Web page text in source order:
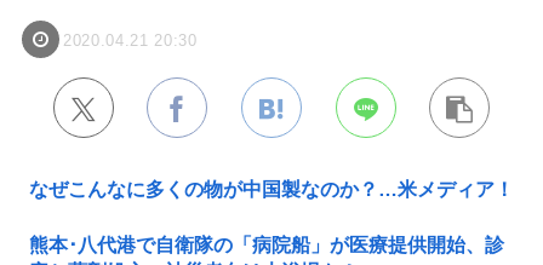
2020.04.21 20:30
なぜこんなに多くの物が中国製なのか？…米メディア！
熊本･八代港で自衛隊の「病院船」が医療提供開始、診